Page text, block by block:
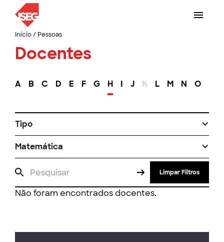
Início/ Pessoas
Docentes
A B C D E F G H I J K L M N O
Tipo
Matemática
Limpar Filtros
Não foram encontrados docentes.